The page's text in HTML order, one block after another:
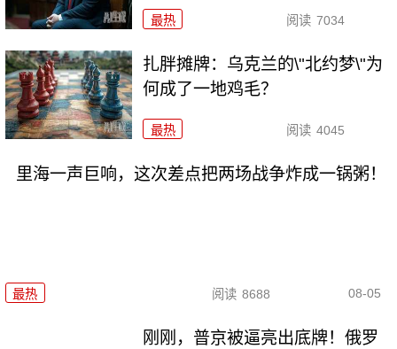
最热 阅读 7034
扎胖摊牌：乌克兰的\"北约梦\"为
何成了一地鸡毛？
最热 阅读 4045
里海一声巨响，这次差点把两场战争炸成一锅粥！
最热 阅读 8688 08-05
刚刚，普京被逼亮出底牌！俄罗